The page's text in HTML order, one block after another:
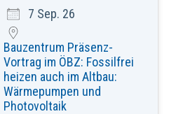
7 Sep. 26
Bauzentrum Präsenz-
Vortrag im ÖBZ: Fossilfrei
heizen auch im Altbau:
Wärmepumpen und
Photovoltaik